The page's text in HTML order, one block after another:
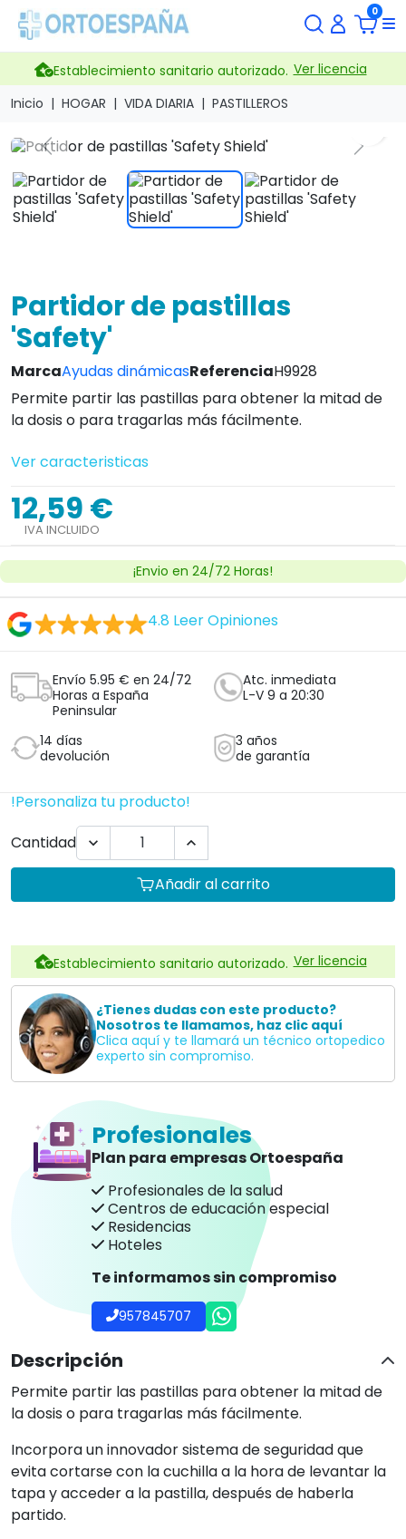
0
Establecimiento sanitario autorizado. Ver licencia
Inicio
HOGAR VIDA DIARIA PASTILLEROS
Previous Next
Partidor de pastillas
'Safety'
MarcaAyudas dinámicasReferenciaH9928
Permite partir las pastillas para obtener la mitad de
la dosis o para tragarlas más fácilmente.
Ver caracteristicas
12,59 €
IVA INCLUIDO
¡Envio en 24/72 Horas!
4.8 Leer Opiniones
Envío 5.95 € en 24/72
Horas a España
Peninsular
Atc. inmediata
L-V 9 a 20:30
14 días
devolución
3 años
de garantía
!Personaliza tu producto!
Cantidad
 
Añadir al carrito
Establecimiento sanitario autorizado. Ver licencia
¿Tienes dudas con este producto?
Nosotros te llamamos, haz clic aquí
Clica aquí y te llamará un técnico ortopedico
experto sin compromiso.
Profesionales
Plan para empresas Ortoespaña
Profesionales de la salud
Centros de educación especial
Residencias
Hoteles
Te informamos sin compromiso
957845707
Descripción
Permite partir las pastillas para obtener la mitad de
la dosis o para tragarlas más fácilmente.
Incorpora un innovador sistema de seguridad que
evita cortarse con la cuchilla a la hora de levantar la
tapa y acceder a la pastilla, después de haberla
partido.